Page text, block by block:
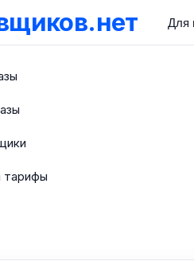
Для
тарифы